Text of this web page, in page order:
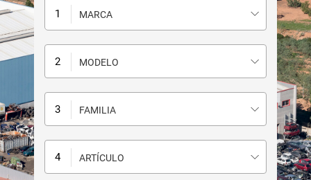
MARCA
MODELO
FAMILIA
ARTÍCULO